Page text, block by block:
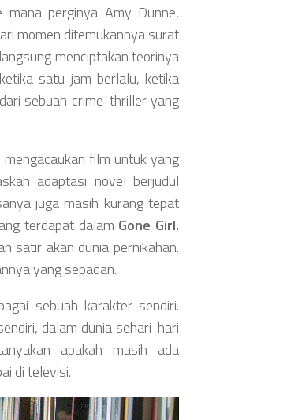
mana perginya Amy Dunne,
momen ditemukannya surat
menciptakan teorinya
satu jam berlalu, ketika
sebuah crime-thriller yang
film untuk yang
adaptasi novel berjudul
juga masih kurang tepat
terdapat dalam Gone Girl.
satir akan dunia pernikahan.
yang sepadan.
sebuah karakter sendiri.
dalam dunia sehari-hari
apakah masih ada
di televisi.